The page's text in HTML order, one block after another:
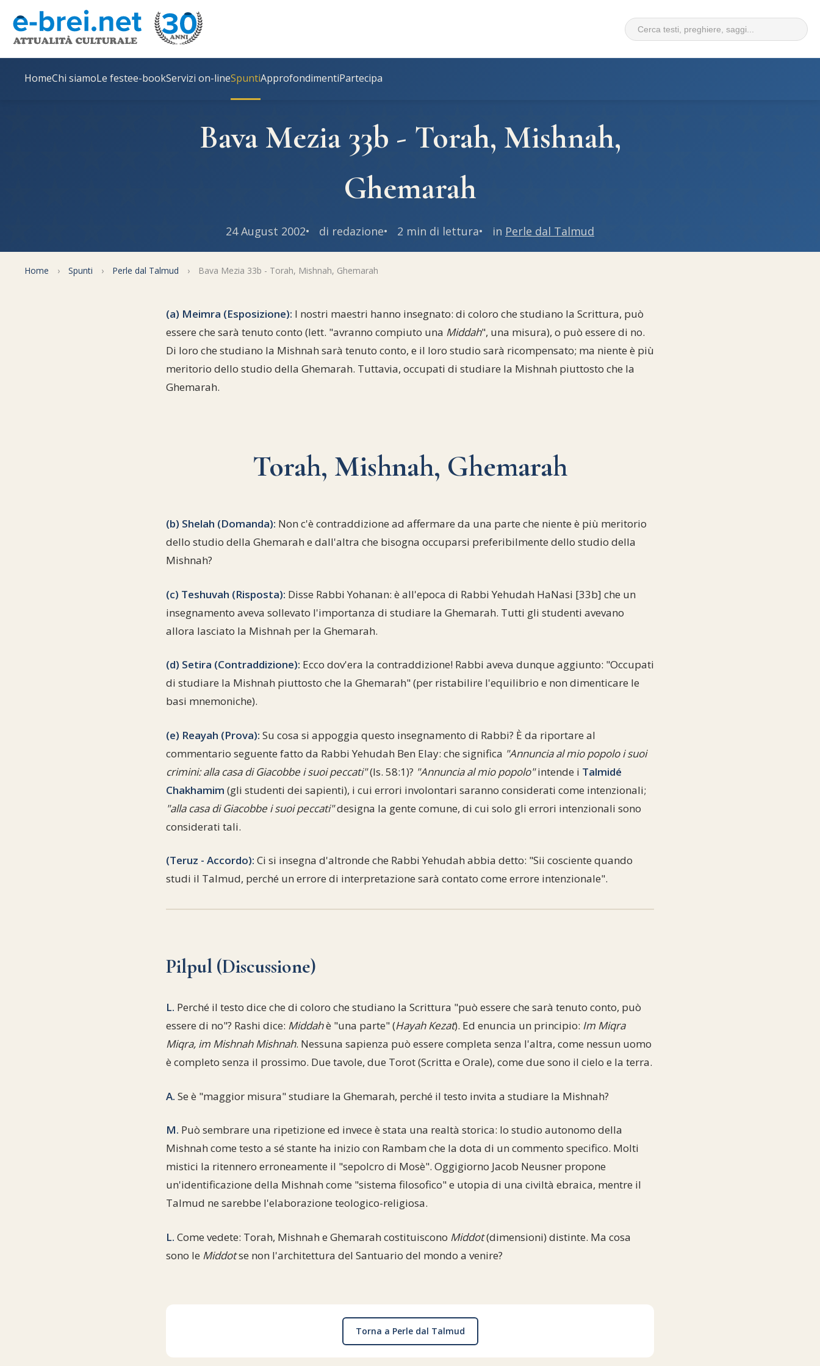
HomeChi siamoLe festee-bookServizi on-lineSpuntiApprofondimentiPartecipa
Bava Mezia 33b - Torah, Mishnah,
Ghemarah
24 August 2002 di redazione 2 min di lettura in Perle dal Talmud
Home › Spunti › Perle dal Talmud › Bava Mezia 33b - Torah, Mishnah, Ghemarah
(a) Meimra (Esposizione): I nostri maestri hanno insegnato: di coloro che studiano la Scrittura, può
essere che sarà tenuto conto (lett. "avranno compiuto una Middah", una misura), o può essere di no.
Di loro che studiano la Mishnah sarà tenuto conto, e il loro studio sarà ricompensato; ma niente è più
meritorio dello studio della Ghemarah. Tuttavia, occupati di studiare la Mishnah piuttosto che la
Ghemarah.
Torah, Mishnah, Ghemarah
(b) Shelah (Domanda): Non c'è contraddizione ad affermare da una parte che niente è più meritorio
dello studio della Ghemarah e dall'altra che bisogna occuparsi preferibilmente dello studio della
Mishnah?
(c) Teshuvah (Risposta): Disse Rabbi Yohanan: è all'epoca di Rabbi Yehudah HaNasi [33b] che un
insegnamento aveva sollevato l'importanza di studiare la Ghemarah. Tutti gli studenti avevano
allora lasciato la Mishnah per la Ghemarah.
(d) Setira (Contraddizione): Ecco dov'era la contraddizione! Rabbi aveva dunque aggiunto: "Occupati
di studiare la Mishnah piuttosto che la Ghemarah" (per ristabilire l'equilibrio e non dimenticare le
basi mnemoniche).
(e) Reayah (Prova): Su cosa si appoggia questo insegnamento di Rabbi? È da riportare al
commentario seguente fatto da Rabbi Yehudah Ben Elay: che significa "Annuncia al mio popolo i suoi
crimini: alla casa di Giacobbe i suoi peccati"(Is. 58:1)? "Annuncia al mio popolo"intende i Talmidé
Chakhamim (gli studenti dei sapienti), i cui errori involontari saranno considerati come intenzionali;
"alla casa di Giacobbe i suoi peccati"designa la gente comune, di cui solo gli errori intenzionali sono
considerati tali.
(Teruz - Accordo): Ci si insegna d'altronde che Rabbi Yehudah abbia detto: "Sii cosciente quando
studi il Talmud, perché un errore di interpretazione sarà contato come errore intenzionale".
Pilpul (Discussione)
L. Perché il testo dice che di coloro che studiano la Scrittura "può essere che sarà tenuto conto, può
essere di no"? Rashi dice: Middahè "una parte" (Hayah Kezat). Ed enuncia un principio: Im Miqra
Miqra, im Mishnah Mishnah. Nessuna sapienza può essere completa senza l'altra, come nessun uomo
è completo senza il prossimo. Due tavole, due Torot (Scritta e Orale), come due sono il cielo e la terra.
A. Se è "maggior misura" studiare la Ghemarah, perché il testo invita a studiare la Mishnah?
M. Può sembrare una ripetizione ed invece è stata una realtà storica: lo studio autonomo della
Mishnah come testo a sé stante ha inizio con Rambam che la dota di un commento specifico. Molti
mistici la ritennero erroneamente il "sepolcro di Mosè". Oggigiorno Jacob Neusner propone
un'identificazione della Mishnah come "sistema filosofico" e utopia di una civiltà ebraica, mentre il
Talmud ne sarebbe l'elaborazione teologico-religiosa.
L. Come vedete: Torah, Mishnah e Ghemarah costituiscono Middot(dimensioni) distinte. Ma cosa
sono le Middotse non l'architettura del Santuario del mondo a venire?
Torna a Perle dal Talmud